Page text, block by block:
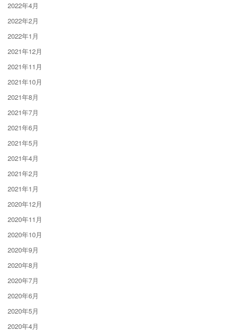
2022年4月
2022年2月
2022年1月
2021年12月
2021年11月
2021年10月
2021年8月
2021年7月
2021年6月
2021年5月
2021年4月
2021年2月
2021年1月
2020年12月
2020年11月
2020年10月
2020年9月
2020年8月
2020年7月
2020年6月
2020年5月
2020年4月